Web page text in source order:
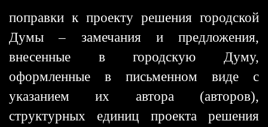
поправки к проекту решения городской
Думы – замечания и предложения,
внесенные в городскую Думу,
оформленные в письменном виде с
указанием их автора (авторов),
структурных единиц проекта решения